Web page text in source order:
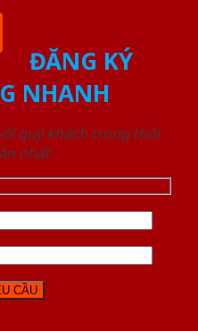
ĐĂNG KÝ
NHANH
quý khách trong thời
nhất